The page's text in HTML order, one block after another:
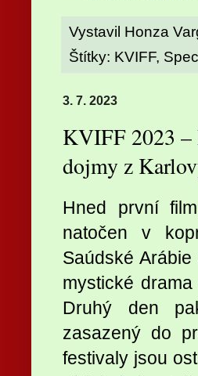
Vystavil Honza
Štítky: KVIFF,
3. 7. 2023
KVIFF 2023 –
dojmy z
Hned první
natočen v
Saúdské
mystické
Druhý den
zasazený do
festivaly jsou